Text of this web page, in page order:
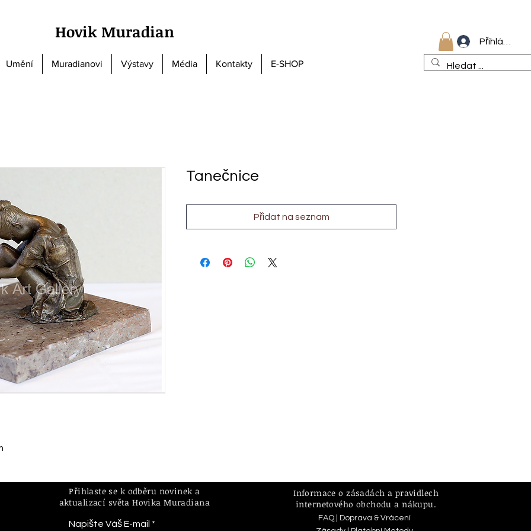
Hovik Muradian
Umění Muradianovi Výstavy Média Kontakty E-SHOP
Přihlásit se
Tanečnice
Přidat na seznam
Přihlaste se k odběru novinek a
aktualizací světa Hovika Muradiana
Informace o zásadách a pravidlech
internetového obchodu a nákupu.
FAQ | Doprava & Vrácení